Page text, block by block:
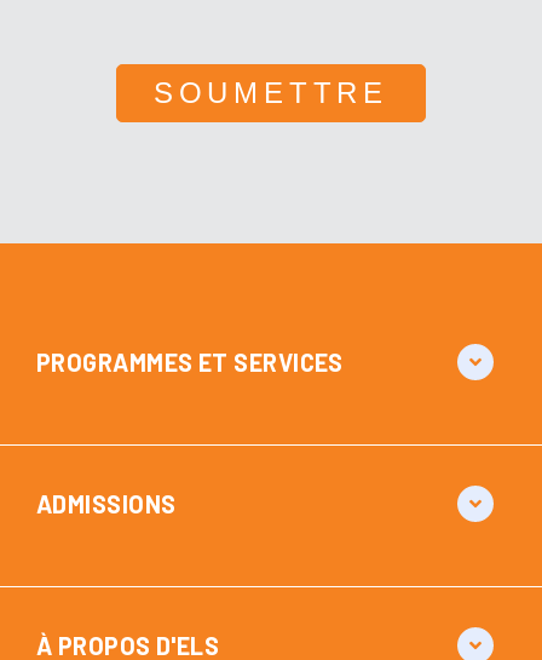
PROGRAMMES ET SERVICES
ADMISSIONS
À PROPOS D'ELS